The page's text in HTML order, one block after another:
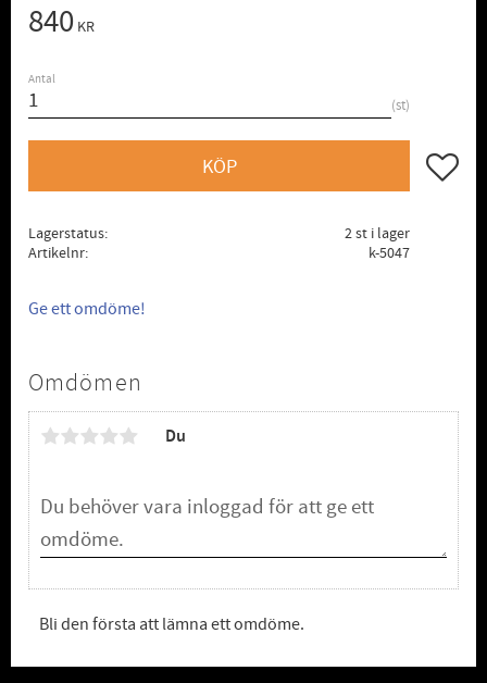
840 KR
Antal
st
KÖP Lägg
Lagerstatus
2 st i lager
Artikelnr
k-5047
Ge ett omdöme!
Omdömen
Du
Bli den första att lämna ett omdöme.